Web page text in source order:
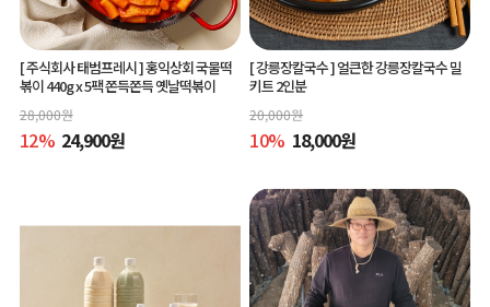
[ 주식회사 태범프레시 ]홍익상회 국물떡
볶이 440g x 5팩 쫀득쫀득 옛날떡볶이
28,000원
12% 24,900원
[ 강릉장칼국수 ]얼큰한 강릉장칼국수 밀
키트 2인분
20,000원
10% 18,000원